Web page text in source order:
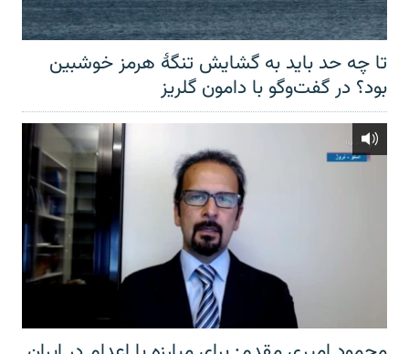
تا چه حد باید به گشایش تنگهٔ هرمز خوشبین
بود؟ در گفت‌وگو با دامون گلریز